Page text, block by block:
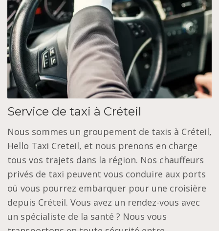
Service de taxi à Créteil
Nous sommes un groupement de taxis à Créteil,
Hello Taxi Creteil, et nous prenons en charge
tous vos trajets dans la région. Nos chauffeurs
privés de taxi peuvent vous conduire aux ports
où vous pourrez embarquer pour une croisière
depuis Créteil. Vous avez un rendez-vous avec
un spécialiste de la santé ? Nous vous